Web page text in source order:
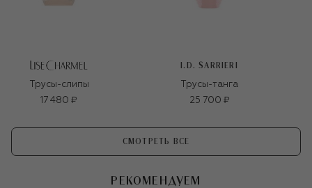
Трусы-слипы
17 480 ₽
I.D. SARRIERI
Трусы-танга
25 700 ₽
СМОТРЕТЬ ВСЕ
РЕКОМЕНДУЕМ